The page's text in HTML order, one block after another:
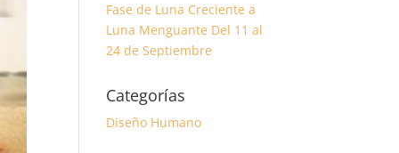
Fase de Luna Creciente a
Luna Menguante Del 11 al
24 de Septiembre
Categorías
Diseño Humano